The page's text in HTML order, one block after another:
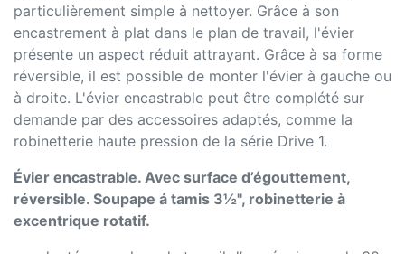
particulièrement simple à nettoyer. Grâce à son
encastrement à plat dans le plan de travail, l'évier
présente un aspect réduit attrayant. Grâce à sa forme
réversible, il est possible de monter l'évier à gauche ou
à droite. L'évier encastrable peut être complété sur
demande par des accessoires adaptés, comme la
robinetterie haute pression de la série Drive 1.
Évier encastrable. Avec surface d’égouttement,
réversible. Soupape á tamis 3½", robinetterie à
excentrique rotatif.